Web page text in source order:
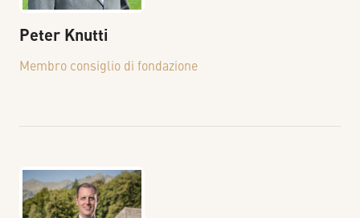
Peter Knutti
Membro consiglio di fondazione